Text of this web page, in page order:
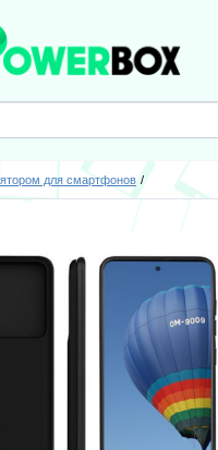
для смартфонов